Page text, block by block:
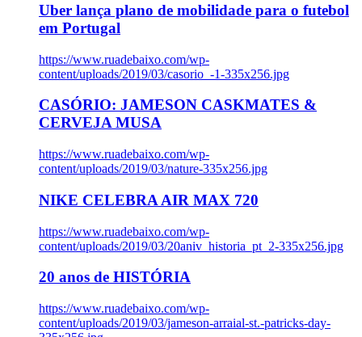
Uber lança plano de mobilidade para o futebol
em Portugal
https://www.ruadebaixo.com/wp-
content/uploads/2019/03/casorio_-1-335x256.jpg
CASÓRIO: JAMESON CASKMATES &
CERVEJA MUSA
https://www.ruadebaixo.com/wp-
content/uploads/2019/03/nature-335x256.jpg
NIKE CELEBRA AIR MAX 720
https://www.ruadebaixo.com/wp-
content/uploads/2019/03/20aniv_historia_pt_2-335x256.jpg
20 anos de HISTÓRIA
https://www.ruadebaixo.com/wp-
content/uploads/2019/03/jameson-arraial-st.-patricks-day-